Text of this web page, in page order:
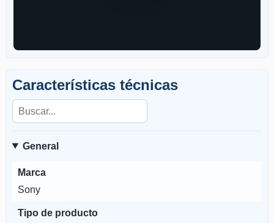
Características técnicas
Buscar en las características
General
Marca
Sony
Tipo de producto